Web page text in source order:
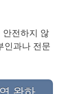
안전하지 않
인과나 전문